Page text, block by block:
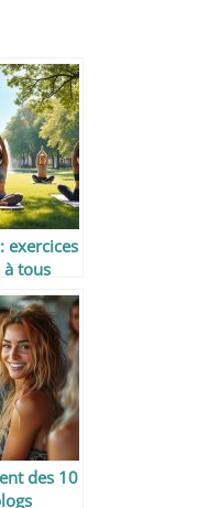
exercices
à tous
des 10